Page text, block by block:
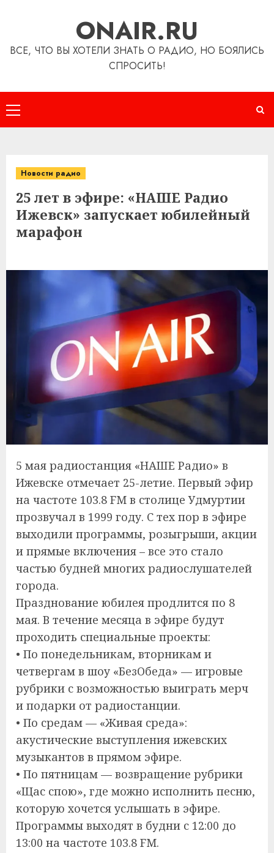
ONAIR.RU
ВСЕ, ЧТО ВЫ ХОТЕЛИ ЗНАТЬ О РАДИО, НО БОЯЛИСЬ
СПРОСИТЬ!
Основное
меню
Новости радио
25 лет в эфире: «НАШЕ Радио
Ижевск» запускает юбилейный
марафон
5 мая радиостанция «НАШЕ Радио» в
Ижевске отмечает 25-летие. Первый эфир
на частоте 103.8 FM в столице Удмуртии
прозвучал в 1999 году. С тех пор в эфире
выходили программы, розыгрыши, акции
и прямые включения – все это стало
частью будней многих радиослушателей
города.
Празднование юбилея продлится по 8
мая. В течение месяца в эфире будут
проходить специальные проекты:
• По понедельникам, вторникам и
четвергам в шоу «БезОбеда» — игровые
рубрики с возможностью выиграть мерч
и подарки от радиостанции.
• По средам — «Живая среда»:
акустические выступления ижевских
музыкантов в прямом эфире.
• По пятницам — возвращение рубрики
«Щас спою», где можно исполнить песню,
которую хочется услышать в эфире.
Программы выходят в будни с 12:00 до
13:00 на частоте 103.8 FM.